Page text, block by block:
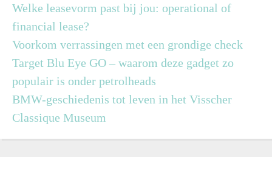
Welke leasevorm past bij jou: operational of
financial lease?
Voorkom verrassingen met een grondige check
Target Blu Eye GO – waarom deze gadget zo
populair is onder petrolheads
BMW-geschiedenis tot leven in het Visscher
Classique Museum